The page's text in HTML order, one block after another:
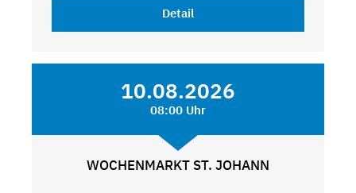
Detail
10.08.2026
08:00 Uhr
WOCHENMARKT ST. JOHANN